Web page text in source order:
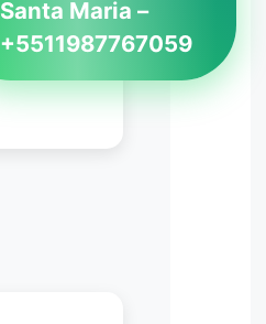
Santa Maria –
+5511987767059